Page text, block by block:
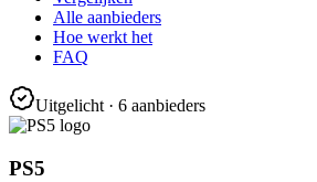
Alle aanbieders
Hoe werkt het
FAQ
Uitgelicht· 6 aanbieders
PS5